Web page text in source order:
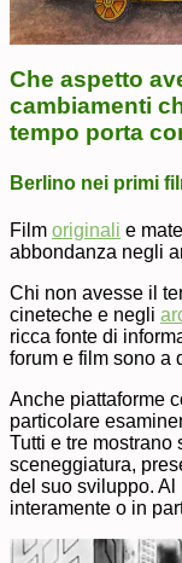
Che aspetto
cambiamenti
tempo porta
Berlino nei primi
Film originali e
abbondanza negli
Chi non avesse il
cineteche e negli
ricca fonte di
forum e film sono a
Anche piattaforme
particolare
Tutti e tre
sceneggiatura,
del suo sviluppo.
interamente o in